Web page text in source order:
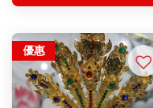
優惠